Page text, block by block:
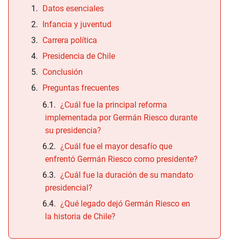
Datos esenciales
Infancia y juventud
Carrera política
Presidencia de Chile
Conclusión
Preguntas frecuentes
¿Cuál fue la principal reforma
implementada por Germán Riesco durante
su presidencia?
¿Cuál fue el mayor desafío que
enfrentó Germán Riesco como presidente?
¿Cuál fue la duración de su mandato
presidencial?
¿Qué legado dejó Germán Riesco en
la historia de Chile?